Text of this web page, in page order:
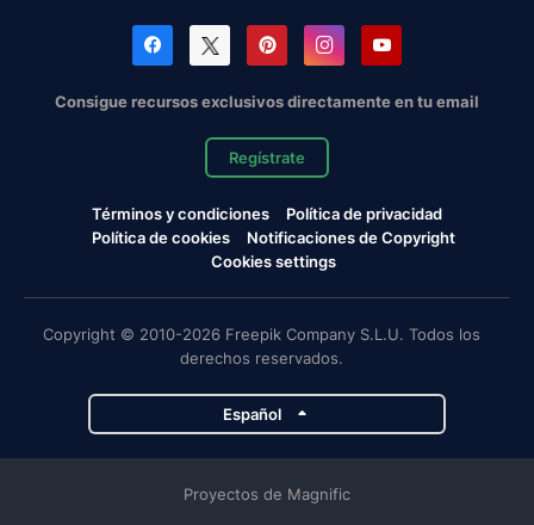
Consigue recursos exclusivos directamente en tu email
Regístrate
Términos y condiciones
Política de privacidad
Política de cookies
Notificaciones de Copyright
Cookies settings
Copyright © 2010-2026 Freepik Company S.L.U. Todos los
derechos reservados.
Español
Proyectos de Magnific